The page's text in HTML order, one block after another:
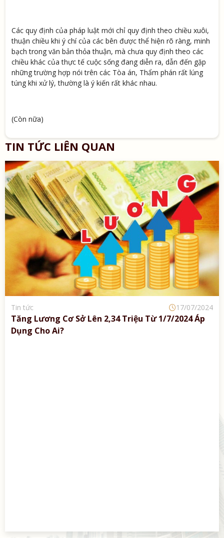
Các quy định của pháp luật mới chỉ quy định theo chiều xuôi,
thuận chiều khi ý chí của các bên được thể hiện rõ ràng, minh
bạch trong văn bản thỏa thuận, mà chưa quy định theo các
chiều khác của thực tế cuộc sống đang diễn ra, dẫn đến gặp
những trường hợp nói trên các Tòa án, Thẩm phán rất lúng
túng khi xử lý, thường là ý kiến rất khác nhau.
(Còn nữa)
TIN TỨC LIÊN QUAN
Cơ Sở Lên 2,34 Triệu Từ 1/7/2024 Áp
Ai?
Tin tức
Chi Phí
Báo Chịu